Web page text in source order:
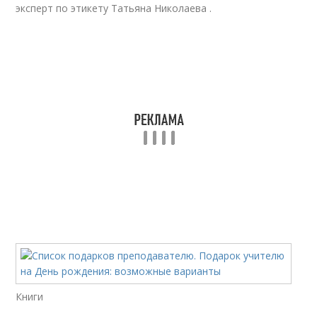
эксперт по этикету Татьяна Николаева .
Книги